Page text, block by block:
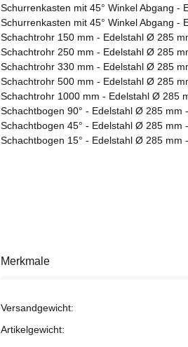
Schurrenkasten mit 45° Winkel Abgang -
Schurrenkasten mit 45° Winkel Abgang -
Schachtrohr 150 mm - Edelstahl Ø 285
Schachtrohr 250 mm - Edelstahl Ø 285
Schachtrohr 330 mm - Edelstahl Ø 285
Schachtrohr 500 mm - Edelstahl Ø 285
Schachtrohr 1000 mm - Edelstahl Ø 285
Schachtbogen 90° - Edelstahl Ø 285 mm
Schachtbogen 45° - Edelstahl Ø 285 mm
Schachtbogen 15° - Edelstahl Ø 285 mm
Merkmale
Versandgewicht:
Artikelgewicht: